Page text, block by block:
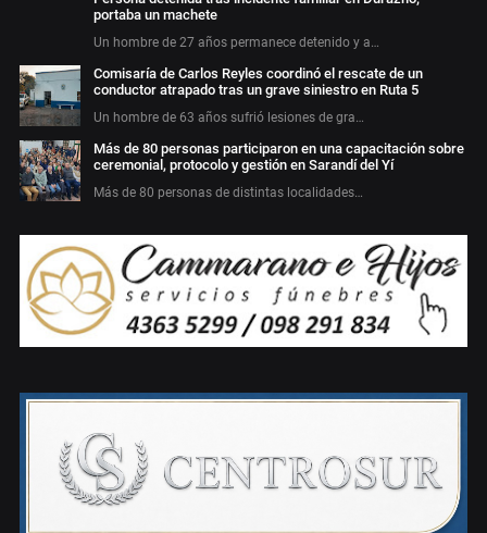
portaba un machete
Un hombre de 27 años permanece detenido y a…
Comisaría de Carlos Reyles coordinó el rescate de un
conductor atrapado tras un grave siniestro en Ruta 5
Un hombre de 63 años sufrió lesiones de gra…
Más de 80 personas participaron en una capacitación sobre
ceremonial, protocolo y gestión en Sarandí del Yí
Más de 80 personas de distintas localidades…